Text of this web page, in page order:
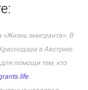
«Жизнь эмигранта». В
в Австрию.
помощи тем, кто
.